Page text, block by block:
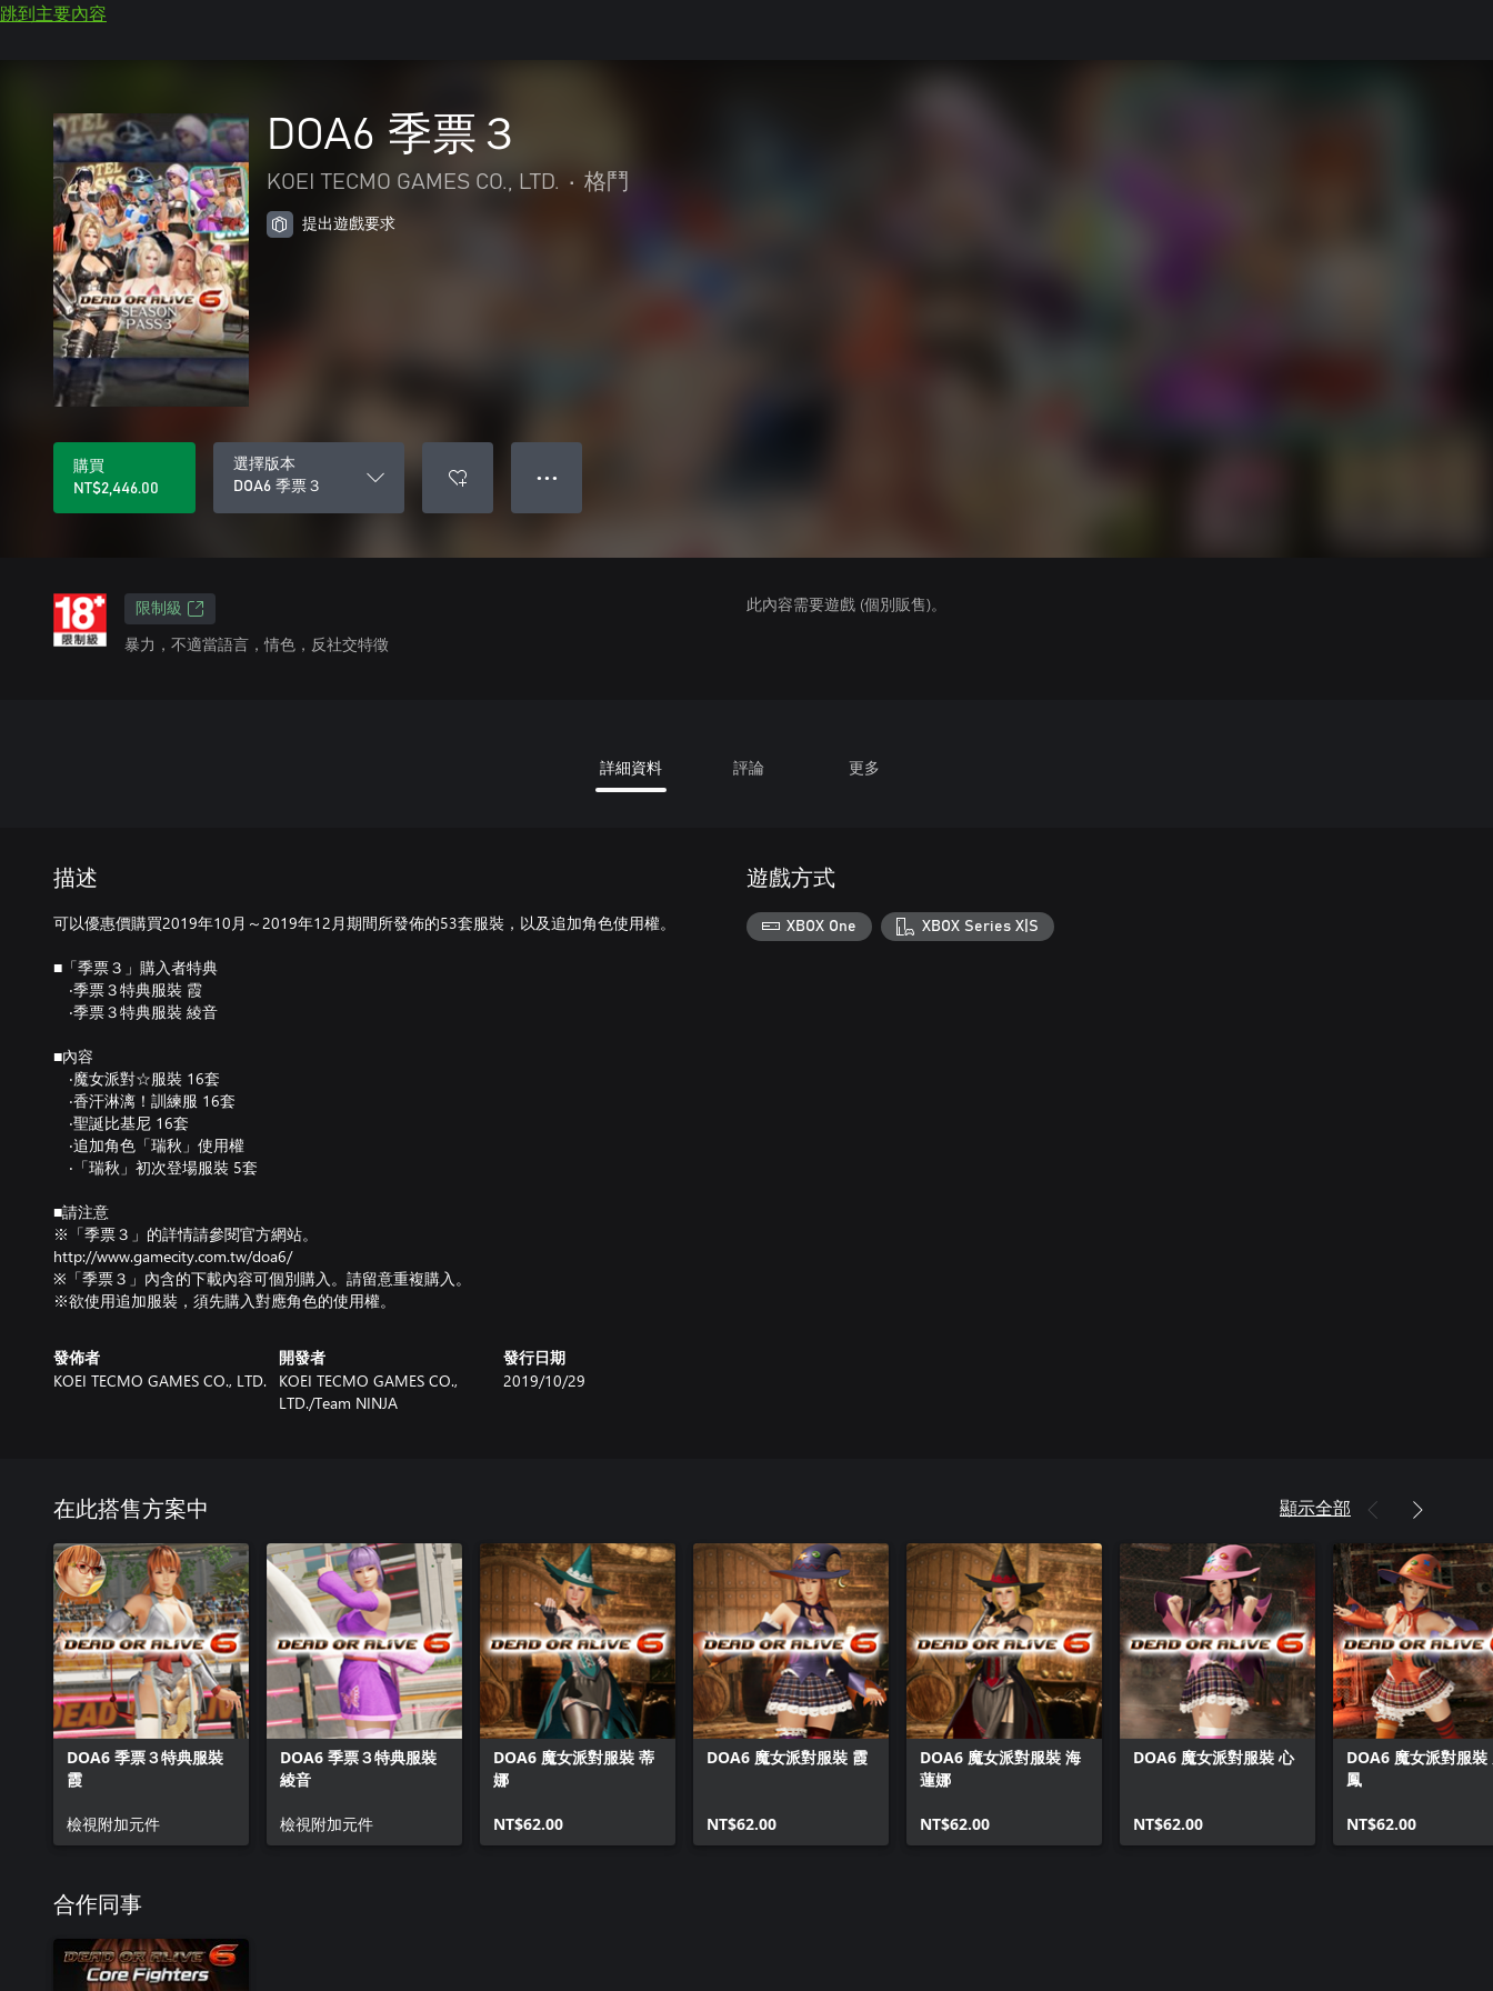
跳到主要內容
DOA6 季票３
KOEI TECMO GAMES CO., LTD. • 格鬥
提出遊戲要求
購買
NT$2,446.00
選擇版本
DOA6 季票３
● ● ●
限制級
暴力，不適當語言，情色，反社交特徵
此內容需要遊戲 (個別販售)。
詳細資料 評論 更多
描述
可以優惠價購買2019年10月～2019年12月期間所發佈的53套服裝，以及追加角色使用權。
■「季票３」購入者特典
‧季票３特典服裝 霞
‧季票３特典服裝 綾音
■內容
‧魔女派對☆服裝 16套
‧香汗淋漓！訓練服 16套
‧聖誕比基尼 16套
‧追加角色「瑞秋」使用權
‧「瑞秋」初次登場服裝 5套
■請注意
※「季票３」的詳情請參閱官方網站。
http://www.gamecity.com.tw/doa6/
※「季票３」內含的下載內容可個別購入。請留意重複購入。
※欲使用追加服裝，須先購入對應角色的使用權。
發佈者
KOEI TECMO GAMES CO., LTD.
開發者
KOEI TECMO GAMES CO.,
LTD./Team NINJA
發行日期
2019/10/29
遊戲方式
XBOX One XBOX Series X|S
在此搭售方案中 顯示全部
DOA6 季票３特典服裝
霞
檢視附加元件
DOA6 季票３特典服裝
綾音
檢視附加元件
DOA6 魔女派對服裝 蒂
娜
NT$62.00
DOA6 魔女派對服裝 霞
NT$62.00
DOA6 魔女派對服裝 海
蓮娜
NT$62.00
DOA6 魔女派對服裝 心
NT$62.00
DOA6 魔女派對服裝
鳳
NT$62.00
合作同事